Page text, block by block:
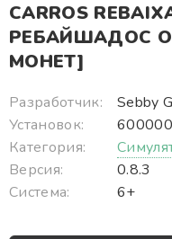
CARROS
РЕБАЙШАДОС
МОНЕТ]
Разработчик:
Sebby
Установок:
600000
Категория:
Версия:
0.8.3
Система:
6+